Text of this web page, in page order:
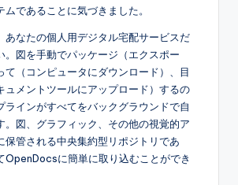
ムであることに気づきました。
あなたの個人用デジタル宅配サービスだ
。図を手動でパッケージ（エクスポー
て（コンピュータにダウンロード）、目
ュメントツールにアップロード）するの
ラインがすべてをバックグラウンドで自
。図、グラフィック、その他の視覚的ア
保管される中央集約型リポジトリであ
OpenDocsに簡単に取り込むことができ